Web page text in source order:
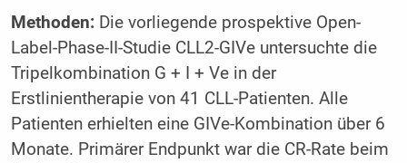
Methoden:Die vorliegende prospektive Open-
Label-Phase-II-Studie CLL2-GIVe untersuchte die
Tripelkombination G + I + Ve in der
Erstlinientherapie von 41 CLL-Patienten. Alle
Patienten erhielten eine GIVe-Kombination über 6
Monate. Primärer Endpunkt war die CR-Rate beim